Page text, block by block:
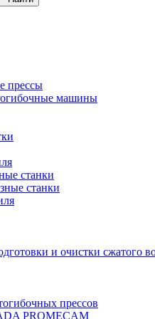
прессы
машины
станки
станки
и очистки сжатого
прессов
PROMECAM